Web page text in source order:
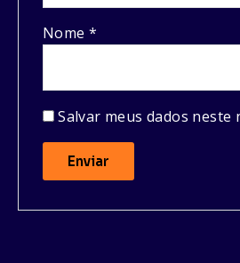
Nome *
Salvar meus dados